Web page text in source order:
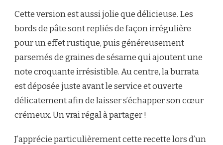
Cette version est aussi jolie que délicieuse. Les
bords de pâte sont repliés de façon irrégulière
pour un effet rustique, puis généreusement
parsemés de graines de sésame qui ajoutent une
note croquante irrésistible. Au centre, la burrata
est déposée juste avant le service et ouverte
délicatement afin de laisser s’échapper son cœur
crémeux. Un vrai régal à partager !
J’apprécie particulièrement cette recette lors d’un